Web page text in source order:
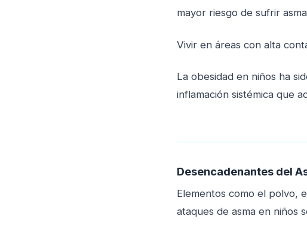
mayor riesgo de sufrir
Vivir en áreas con alta
La obesidad en niños ha
inflamación sistémica que
Desencadenantes del
Elementos como el polvo,
ataques de asma en niños